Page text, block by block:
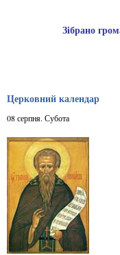
Зібрано
Церковний календар
08 серпня. Субота